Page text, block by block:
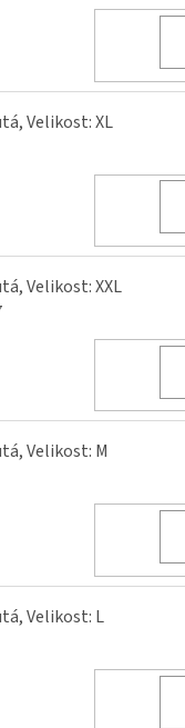
Velikost: XL
Velikost: XXL
Velikost: M
Velikost: L